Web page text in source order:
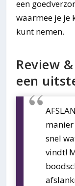
een
waarmee je je
kunt nemen.
Review
een
manier
snel
vindt!